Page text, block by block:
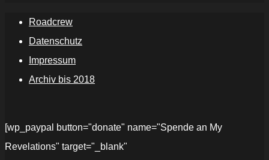
Roadcrew
Datenschutz
Impressum
Archiv bis 2018
[wp_paypal button="donate" name="Spende an My
Revelations" target="_blank"